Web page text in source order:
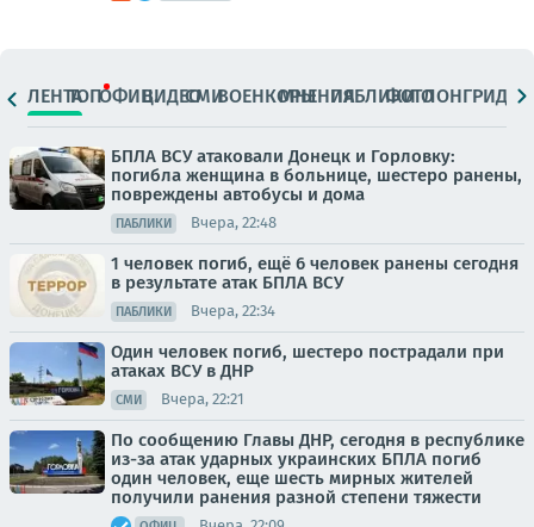
ЛЕНТАТОПОФИЦ.ВИДЕОСМИВОЕНКОРЫМНЕНИЯПАБЛИКИ
ФОТОЛОНГРИДЫ
БПЛА ВСУ атаковали Донецк и Горловку:
погибла женщина в больнице, шестеро ранены,
повреждены автобусы и дома
ПАБЛИКИ Вчера, 22:48
1 человек погиб, ещё 6 человек ранены сегодня
в результате атак БПЛА ВСУ
ПАБЛИКИ Вчера, 22:34
Один человек погиб, шестеро пострадали при
атаках ВСУ в ДНР
СМИ Вчера, 22:21
По сообщению Главы ДНР, сегодня в республике
из-за атак ударных украинских БПЛА погиб
один человек, еще шесть мирных жителей
получили ранения разной степени тяжести